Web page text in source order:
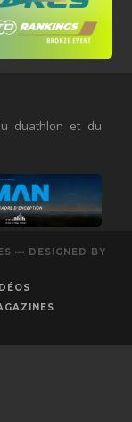
duathlon et du
— DESIGNED BY